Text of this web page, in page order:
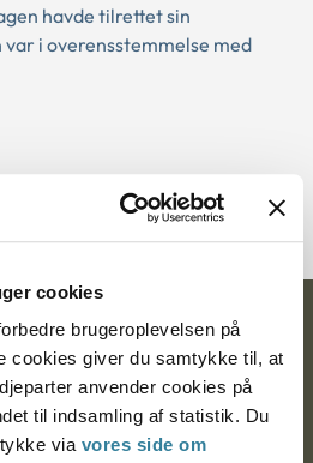
cookies
brugeroplevelsen på
cookies giver du samtykke til, at
anvender cookies på
til indsamling af statistik. Du
via vores side om
havde tilrettet sin
i overensstemmelse med